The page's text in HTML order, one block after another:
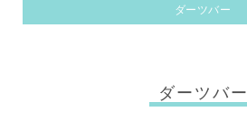
ダーツバー
ダーツバー